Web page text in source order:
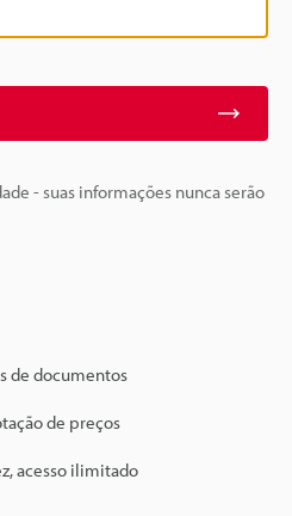
- suas informações nunca serão
de documentos
de preços
acesso ilimitado